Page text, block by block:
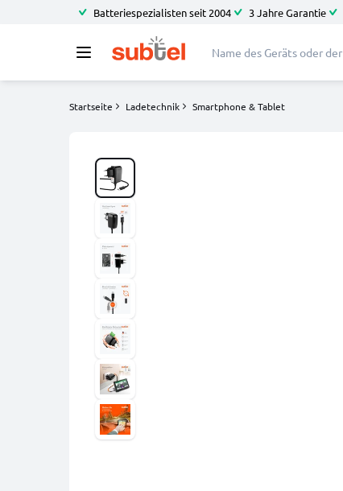
Batteriespezialisten seit 2004 3 Jahre Garantie
Startseite Ladetechnik Smartphone & Tablet